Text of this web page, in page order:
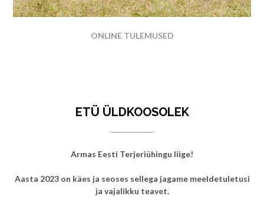
ONLINE TULEMUSED
ETÜ ÜLDKOOSOLEK
Armas Eesti Terjeriühingu liige!
Aasta 2023 on käes ja seoses sellega jagame meeldetuletusi
ja vajalikku teavet.